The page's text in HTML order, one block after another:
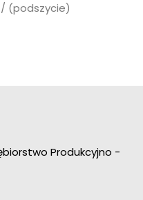
/ (podszycie)
Produkcyjno -